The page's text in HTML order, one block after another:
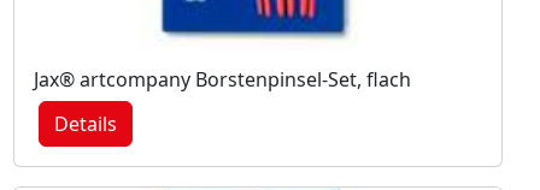
Jax® artcompany Borstenpinsel-Set, flach
Details